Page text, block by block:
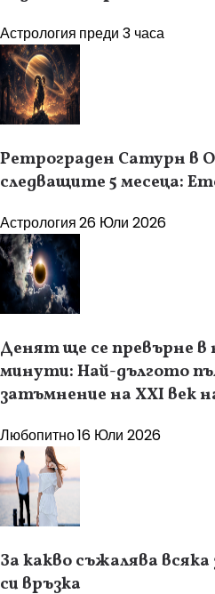
Астрология преди 3 часа
Ретрограден Сатурн в
следващите 5 месеца:
Астрология26 Юли 2026
Денят ще се превърне в
минути: Най-дългото
затъмнение на XXI век
Любопитно16 Юли 2026
За какво съжалява
си връзка